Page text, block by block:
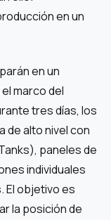
en un
en un
marco del
tres días, los
de alto nivel con
paneles de
individuales
objetivo es
la posición de